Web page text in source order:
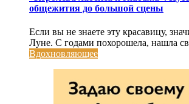
общежития до большой сцены
Если вы не знаете эту красавицу,
Луне. С годами похорошела, нашла
Вдохновляющее